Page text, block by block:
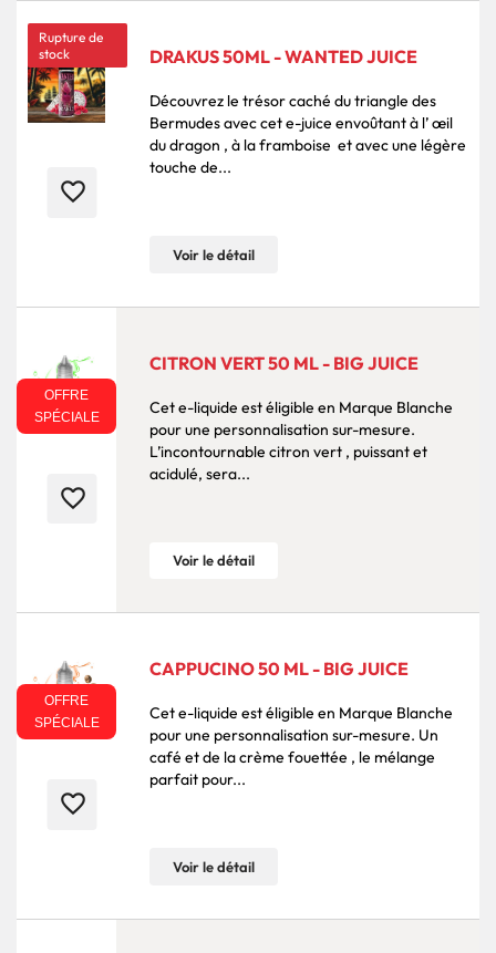
Rupture de
stock
favorite_border
DRAKUS 50ML - WANTED JUICE
Découvrez le trésor caché du triangle des
Bermudes avec cet e-juice envoûtant à l’ œil
du dragon , à la framboise et avec une légère
touche de...
Voir le détail
OFFRE
SPÉCIALE
favorite_border
CITRON VERT 50 ML - BIG JUICE
Cet e-liquide est éligible en Marque Blanche
pour une personnalisation sur-mesure.
L’incontournable citron vert , puissant et
acidulé, sera...
Voir le détail
OFFRE
SPÉCIALE
favorite_border
CAPPUCINO 50 ML - BIG JUICE
Cet e-liquide est éligible en Marque Blanche
pour une personnalisation sur-mesure. Un
café et de la crème fouettée , le mélange
parfait pour...
Voir le détail